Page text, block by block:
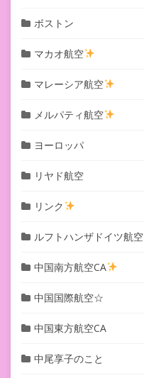
ボストン
マカオ航空
マレーシア航空
メルパティ航空
ヨーロッパ
リヤド航空
リンク
ルフトハンザドイツ航空
中国南方航空CA
中国国際航空☆
中国東方航空CA
中尾享子のこと